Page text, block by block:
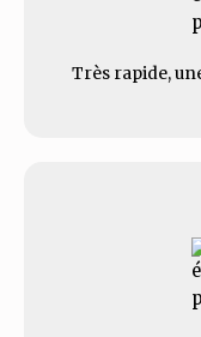
Très rapide,